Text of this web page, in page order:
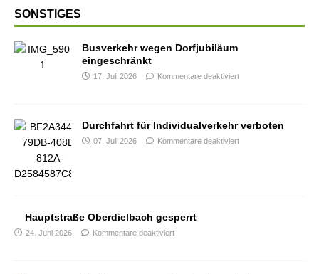
SONSTIGES
Busverkehr wegen Dorfjubiläum
eingeschränkt
17. Juli 2026 Kommentare deaktiviert
Durchfahrt für Individualverkehr verboten
07. Juli 2026 Kommentare deaktiviert
Hauptstraße Oberdielbach gesperrt
24. Juni 2026 Kommentare deaktiviert